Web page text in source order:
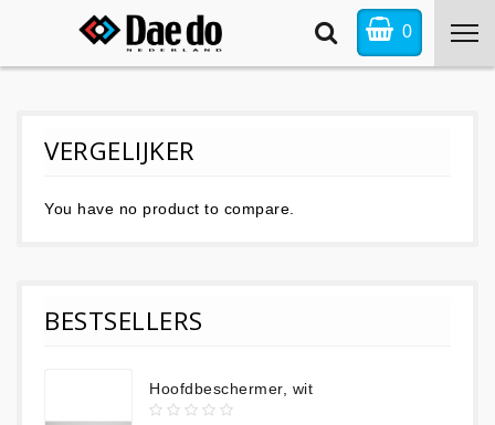
0
VERGELIJKER
You have no product to compare.
BESTSELLERS
Hoofdbeschermer, wit